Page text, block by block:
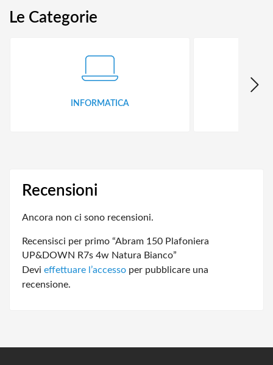
Le Categorie
INFORMATICA
Recensioni
Ancora non ci sono recensioni.
Recensisci per primo “Abram 150 Plafoniera
UP&DOWN R7s 4w Natura Bianco”
Devi effettuare l’accesso per pubblicare una
recensione.